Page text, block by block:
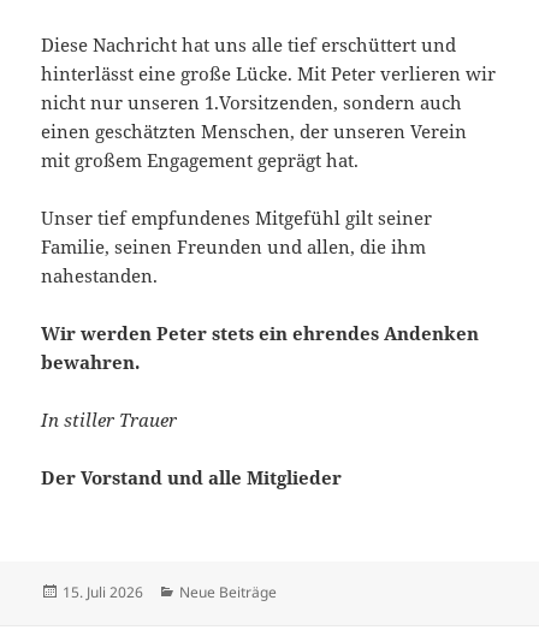
Diese Nachricht hat uns alle tief erschüttert und
hinterlässt eine große Lücke. Mit Peter verlieren wir
nicht nur unseren 1.Vorsitzenden, sondern auch
einen geschätzten Menschen, der unseren Verein
mit großem Engagement geprägt hat.
Unser tief empfundenes Mitgefühl gilt seiner
Familie, seinen Freunden und allen, die ihm
nahestanden.
Wir werden Peter stets ein ehrendes Andenken
bewahren.
In stiller Trauer
Der Vorstand und alle Mitglieder
Veröffentlicht
15. Juli 2026 Kategorien
Neue Beiträge